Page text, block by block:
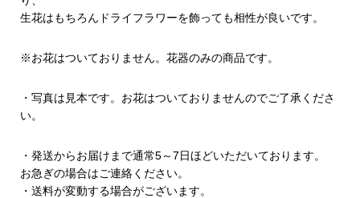
生花はもちろんドライフラワーを飾っても相性が良いです。
※お花はついておりません。花器のみの商品です。
・写真は見本です。お花はついておりませんのでご了承くださ
い。
・発送からお届けまで通常5～7日ほどいただいております。
お急ぎの場合はご連絡ください。
・送料が変動する場合がございます。